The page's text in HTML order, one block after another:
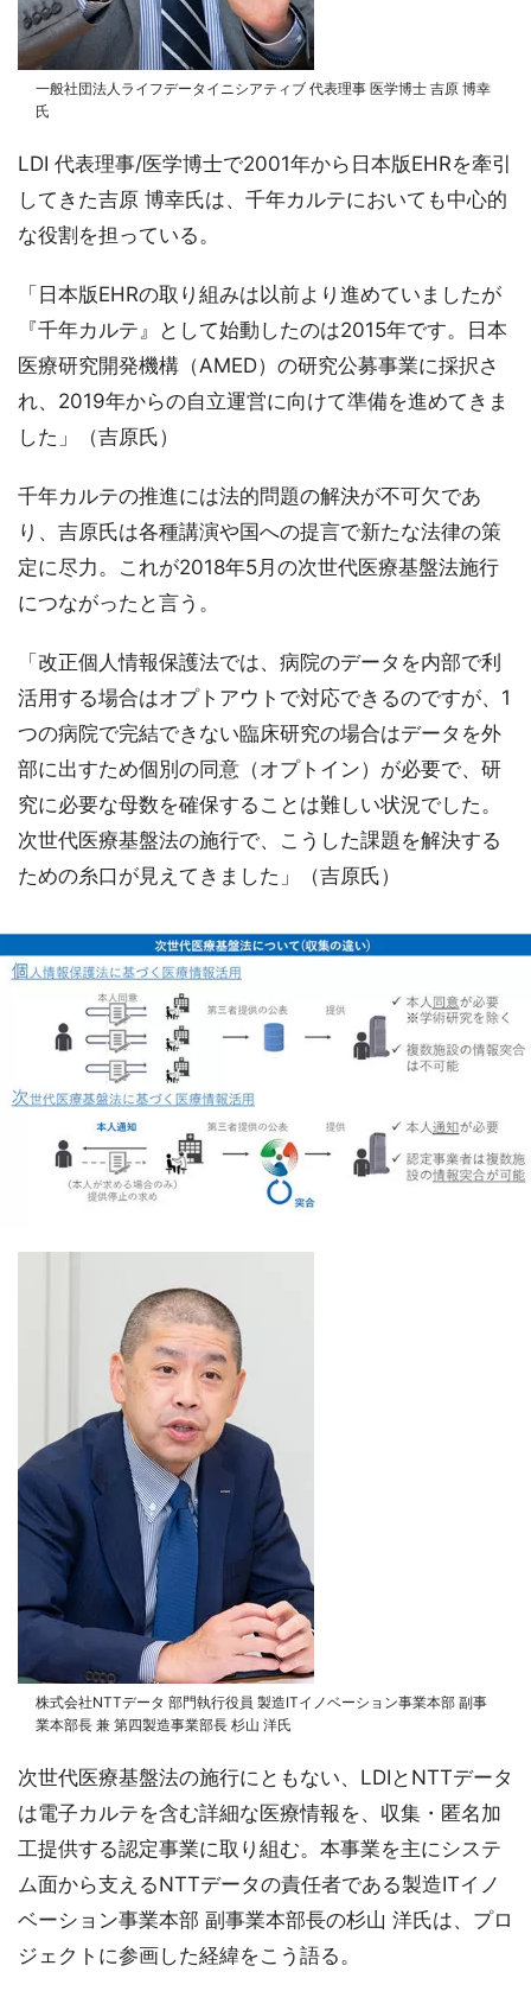
一般社団法人ライフデータイニシアティブ 代表理事 医学博士 吉原 博幸
氏
LDI 代表理事/医学博士で2001年から日本版EHRを牽引
してきた吉原 博幸氏は、千年カルテにおいても中心的
な役割を担っている。
「日本版EHRの取り組みは以前より進めていましたが
『千年カルテ』として始動したのは2015年です。日本
医療研究開発機構（AMED）の研究公募事業に採択さ
れ、2019年からの自立運営に向けて準備を進めてきま
した」（吉原氏）
千年カルテの推進には法的問題の解決が不可欠であ
り、吉原氏は各種講演や国への提言で新たな法律の策
定に尽力。これが2018年5月の次世代医療基盤法施行
につながったと言う。
「改正個人情報保護法では、病院のデータを内部で利
活用する場合はオプトアウトで対応できるのですが、1
つの病院で完結できない臨床研究の場合はデータを外
部に出すため個別の同意（オプトイン）が必要で、研
究に必要な母数を確保することは難しい状況でした。
次世代医療基盤法の施行で、こうした課題を解決する
ための糸口が見えてきました」（吉原氏）
株式会社NTTデータ 部門執行役員 製造ITイノベーション事業本部 副事
業本部長 兼 第四製造事業部長 杉山 洋氏
次世代医療基盤法の施行にともない、LDIとNTTデータ
は電子カルテを含む詳細な医療情報を、収集・匿名加
工提供する認定事業に取り組む。本事業を主にシステ
ム面から支えるNTTデータの責任者である製造ITイノ
ベーション事業本部 副事業本部長の杉山 洋氏は、プロ
ジェクトに参画した経緯をこう語る。